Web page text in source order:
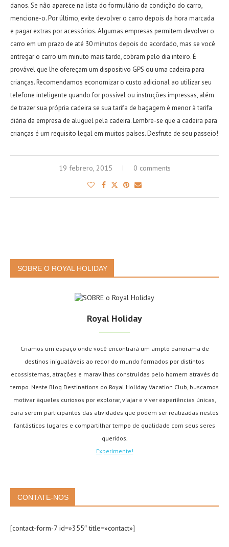
danos. Se não aparece na lista do formulário da condição do carro,
mencione-o. Por último, evite devolver o carro depois da hora marcada
e pagar extras por acessórios. Algumas empresas permitem devolver o
carro em um prazo de até 30 minutos depois do acordado, mas se você
entregar o carro um minuto mais tarde, cobram pelo dia inteiro. É
provável que lhe ofereçam um dispositivo GPS ou uma cadeira para
crianças. Recomendamos economizar o custo adicional ao utilizar seu
telefone inteligente quando for possível ou instruções impressas, além
de trazer sua própria cadeira se sua tarifa de bagagem é menor à tarifa
diária da empresa de aluguel pela cadeira. Lembre-se que a cadeira para
crianças é um requisito legal em muitos países. Desfrute de seu passeio!
19 febrero, 2015 0 comments
SOBRE O ROYAL HOLIDAY
Royal Holiday
Criamos um espaço onde você encontrará um amplo panorama de
destinos inigualáveis ao redor do mundo formados por distintos
ecossistemas, atrações e maravilhas construídas pelo homem através do
tempo. Neste Blog Destinations do Royal Holiday Vacation Club, buscamos
motivar àqueles curiosos por explorar, viajar e viver experiências únicas,
para serem participantes das atividades que podem ser realizadas nestes
fantásticos lugares e compartilhar tempo de qualidade com seus seres
queridos.
Experimente!
CONTATE-NOS
[contact-form-7 id=»355″ title=»contact»]